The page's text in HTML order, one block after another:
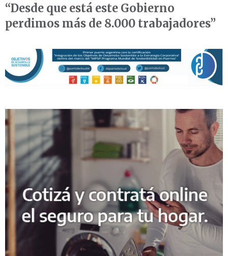
“Desde que está este Gobierno
perdimos más de 8.000 trabajadores”